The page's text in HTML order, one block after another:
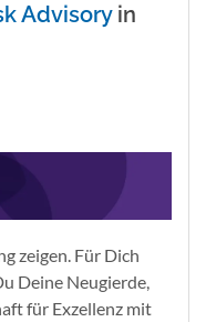
Advisoryin
zeigen. Für Dich
Deine Neugierde,
für Exzellenz mit